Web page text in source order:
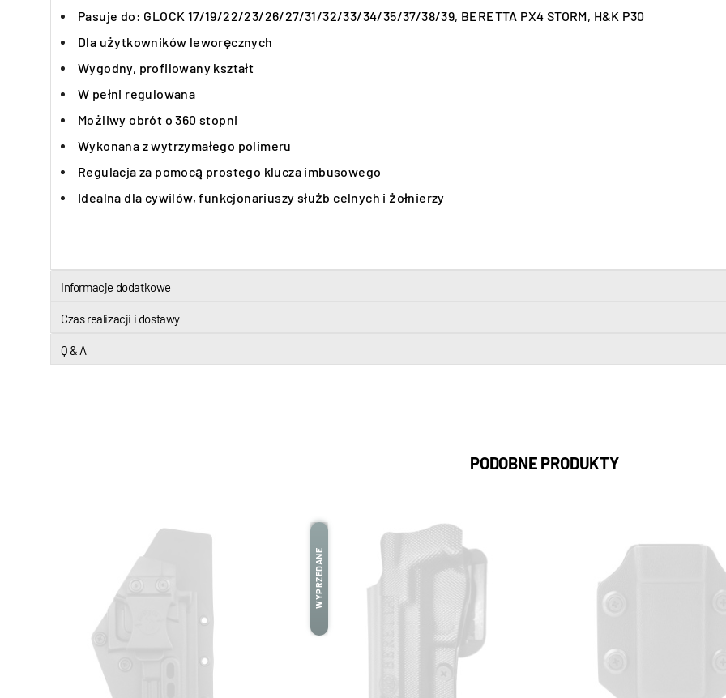
Pasuje do: GLOCK 17/19/22/23/26/27/31/32/33/34/35/37/38/39, BERETTA PX4 STORM, H&K P30
Dla użytkowników leworęcznych
Wygodny, profilowany kształt
W pełni regulowana
Możliwy obrót o 360 stopni
Wykonana z wytrzymałego polimeru
Regulacja za pomocą prostego klucza imbusowego
Idealna dla cywilów, funkcjonariuszy służb celnych i żołnierzy
Informacje dodatkowe
Czas realizacji i dostawy
Q & A
PODOBNE PRODUKTY
WYPRZEDANE